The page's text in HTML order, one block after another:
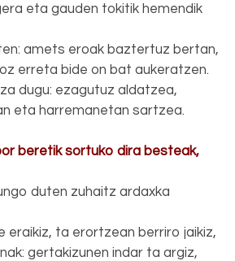
eta gauden tokitik hemendik
amets eroak baztertuz bertan,
erreta bide on bat aukeratzen.
dugu: ezagutuz aldatzea,
eta harremanetan sartzea.
beretik sortuko dira besteak,
duten zuhaitz ardaxka
eraikiz, ta erortzean berriro jaikiz,
gertakizunen indar ta argiz,